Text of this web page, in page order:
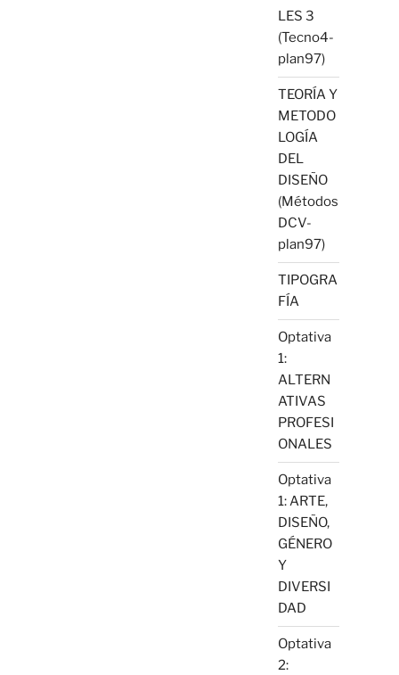
LES 3
(Tecno4-
plan97)
TEORÍA Y
METODO
LOGÍA
DEL
DISEÑO
(Métodos
DCV-
plan97)
TIPOGRA
FÍA
Optativa
1:
ALTERN
ATIVAS
PROFESI
ONALES
Optativa
1: ARTE,
DISEÑO,
GÉNERO
Y
DIVERSI
DAD
Optativa
2: